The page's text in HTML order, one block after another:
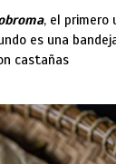
, el primero
es una
castañas